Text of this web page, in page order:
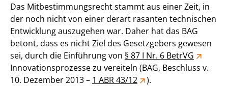
Das Mitbestimmungsrecht stammt aus einer Zeit, in
der noch nicht von einer derart rasanten technischen
Entwicklung auszugehen war. Daher hat das BAG
betont, dass es nicht Ziel des Gesetzgebers gewesen
sei, durch die Einführung von § 87 I Nr. 6 BetrVG
Innovationsprozesse zu vereiteln (BAG, Beschluss v.
10. Dezember 2013 – 1 ABR 43/12 ).